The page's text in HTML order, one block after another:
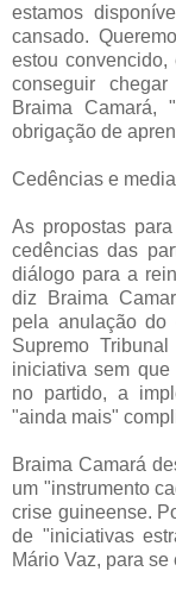
estamos
cansado.
estou convencido,
conseguir
Braima Camará,
obrigação de
Cedências e
As propostas
cedências das
diálogo para a
diz Braima
pela anulação do
Supremo
iniciativa sem
no partido, a
"ainda mais"
Braima Camará
um "instrumento
crise guineense.
de "iniciativas
Mário Vaz, para